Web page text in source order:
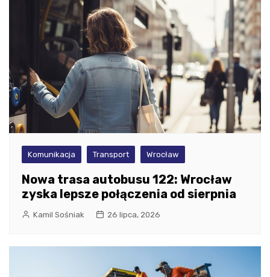
Komunikacja Transport Wrocław
Nowa trasa autobusu 122: Wrocław
zyska lepsze połączenia od sierpnia
Kamil Sośniak 26 lipca, 2026